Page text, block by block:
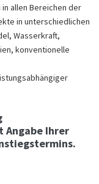
allen Bereichen der
in unterschiedlichen
Wasserkraft,
konventionelle
Angabe Ihrer